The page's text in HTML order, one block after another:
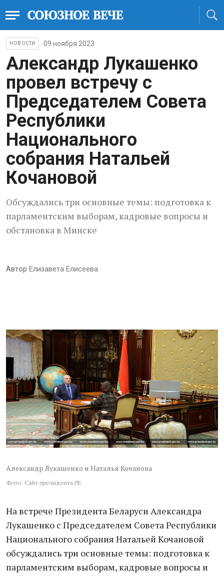
НОВОСТИ 09 ноября 2023
Александр Лукашенко
провел встречу с
Председателем Совета
Республики
Национального
собрания Натальей
Кочановой
Обсуждались три основные темы: подготовка к
парламентским выборам, кадровые вопросы и
обстановка в Минске
Автор Елизавета Елисеева
Александр Лукашенко и Наталья Кочанова
Фото: Сайт президента РБ
На встрече Президента Беларуси Александра
Лукашенко с Председателем Совета Республики
Национального собрания Натальей Кочановой
обсуждались три основные темы: подготовка к
парламентским выборам, кадровые вопросы и